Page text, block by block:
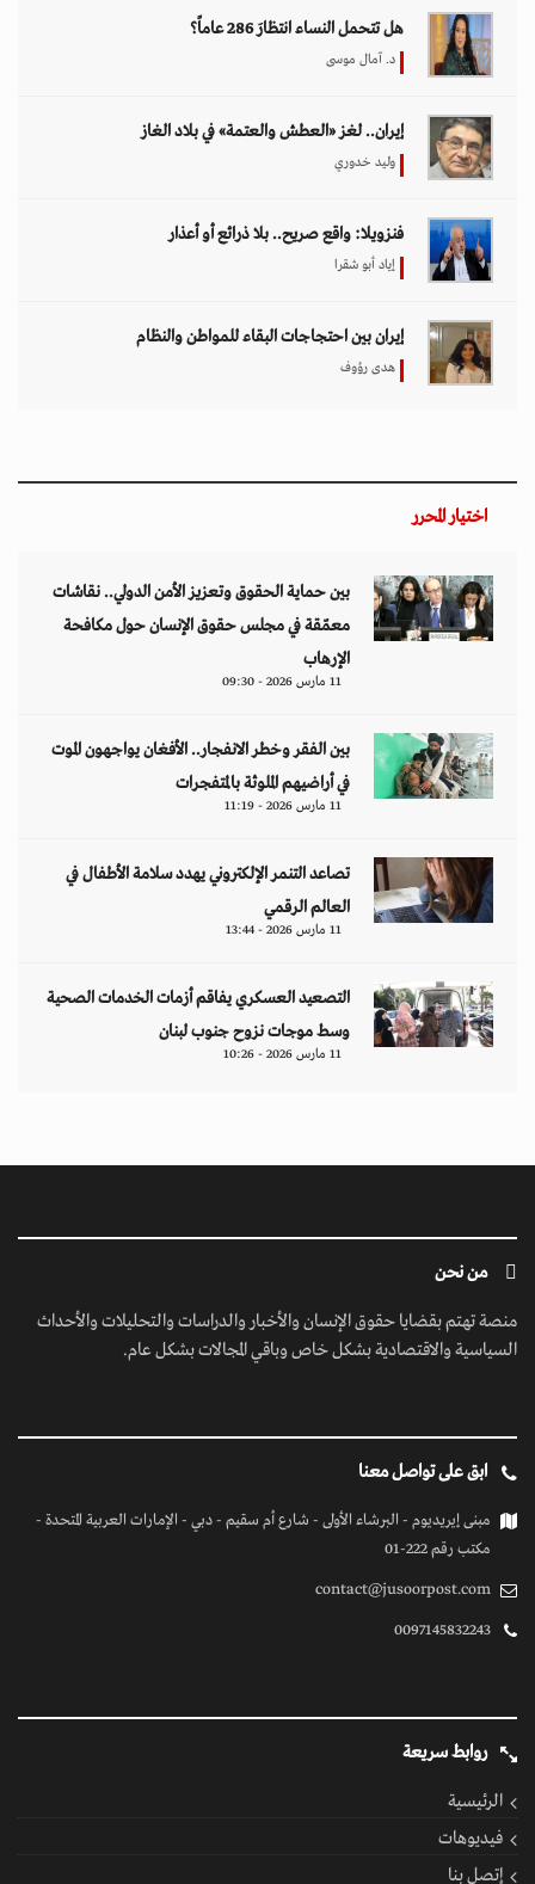
هل تتحمل النساء انتظارَ 286 عاماً؟
د. آمال موسى
إيران.. لغز «العطش والعتمة» في بلاد الغاز
وليد خدوري
فنزويلا: واقع صريح.. بلا ذرائع أو أعذار
إياد أبو شقرا
إيران بين احتجاجات البقاء للمواطن والنظام
هدى رؤوف
اختيار المحرر
بين حماية الحقوق وتعزيز الأمن الدولي.. نقاشات
معمّقة في مجلس حقوق الإنسان حول مكافحة
الإرهاب
11 مارس 2026 - 09:30
بين الفقر وخطر الانفجار.. الأفغان يواجهون الموت
في أراضيهم الملوثة بالمتفجرات
11 مارس 2026 - 11:19
تصاعد التنمر الإلكتروني يهدد سلامة الأطفال في
العالم الرقمي
11 مارس 2026 - 13:44
التصعيد العسكري يفاقم أزمات الخدمات الصحية
وسط موجات نزوح جنوب لبنان
11 مارس 2026 - 10:26
من نحن
منصة تهتم بقضايا حقوق الإنسان والأخبار والدراسات والتحليلات والأحداث
السياسية والاقتصادية بشكل خاص وباقي المجالات بشكل عام.
ابق على تواصل معنا
مبنى إيريديوم - البرشاء الأولى - شارع أم سقيم - دبي - الإمارات العربية المتحدة -
مكتب رقم 222-01
contact@jusoorpost.com
0097145832243
روابط سريعة
الرئيسية
فيديوهات
إتصل بنا